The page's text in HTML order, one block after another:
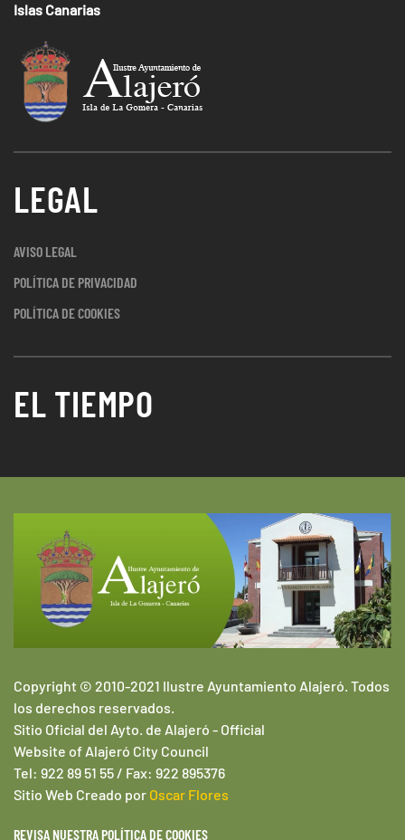
Islas Canarias
LEGAL
AVISO LEGAL
POLÍTICA DE PRIVACIDAD
POLÍTICA DE COOKIES
EL TIEMPO
Copyright © 2010-2021 Ilustre Ayuntamiento Alajeró. Todos
los derechos reservados.
Sitio Oficial del Ayto. de Alajeró - Official
Website of Alajeró City Council
Tel: 922 89 51 55 / Fax: 922 895376
Sitio Web Creado por Oscar Flores
REVISA NUESTRA POLÍTICA DE COOKIES